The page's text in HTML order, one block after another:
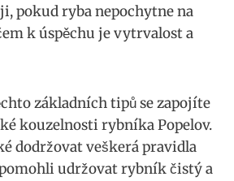
pokud ryba nepochytne na
k úspěchu je vytrvalost a
základních tipů se zapojíte
kouzelnosti rybníka Popelov.
dodržovat veškerá pravidla
udržovat rybník čistý a